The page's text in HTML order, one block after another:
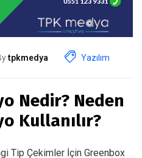
tpkmedya Yazılım
Nedir? Neden
Kullanılır?
Tip Çekimler İçin Greenbox